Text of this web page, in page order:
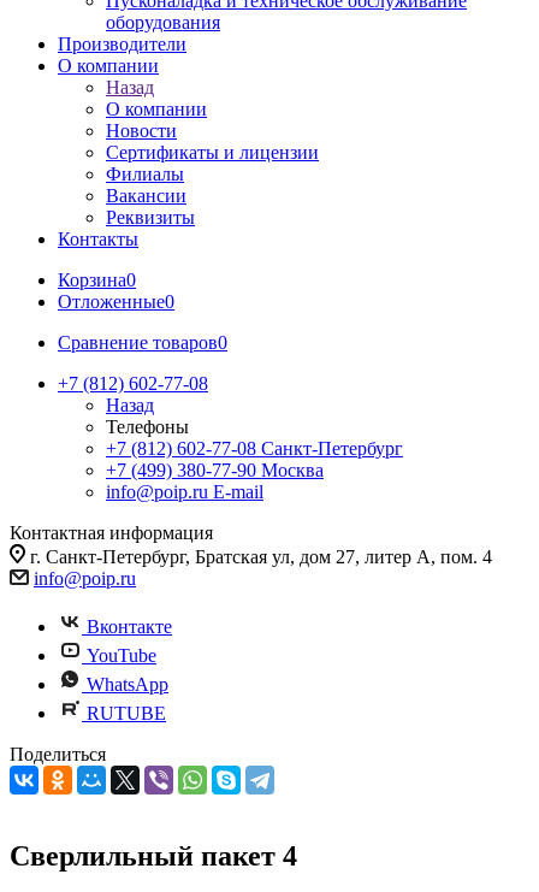
оборудования
Производители
О компании
Назад
О компании
Новости
Сертификаты и лицензии
Филиалы
Вакансии
Реквизиты
Контакты
Корзина0
Отложенные0
Сравнение товаров0
+7 (812) 602-77-08
Назад
Телефоны
+7 (812) 602-77-08 Санкт-Петербург
+7 (499) 380-77-90 Москва
info@poip.ru E-mail
Контактная информация
г. Санкт-Петербург, Братская ул, дом 27, литер А, пом. 4
info@poip.ru
Вконтакте
YouTube
WhatsApp
RUTUBE
Поделиться
Сверлильный пакет 4